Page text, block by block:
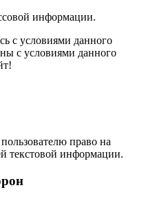
информации.
с условиями данного
с условиями данного
право на
текстовой информации.